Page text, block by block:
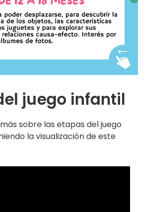
juego infantil
sobre las etapas del juego
la visualización de este